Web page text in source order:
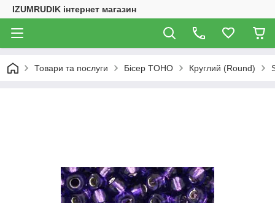
IZUMRUDIK інтернет магазин
Товари та послуги Бісер TOHO Круглий (Round)